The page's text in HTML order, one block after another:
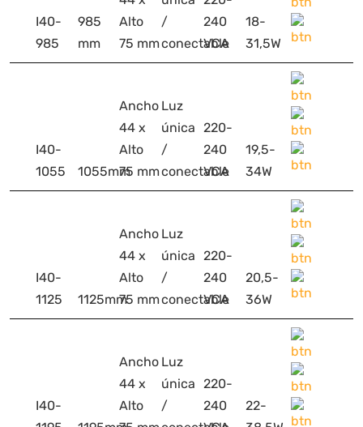
I40-
985
985
mm
Alto
75 mm
/
conectable
240
VCA
18-
31,5W
I40-
1055
1055mm
Ancho
44 x
Alto
75 mm
Luz
única
/
conectable
220-
240
VCA
19,5-
34W
I40-
1125
1125mm
Ancho
44 x
Alto
75 mm
Luz
única
/
conectable
220-
240
VCA
20,5-
36W
I40-
Ancho
44 x
Alto
Luz
única
/
220-
240
22-